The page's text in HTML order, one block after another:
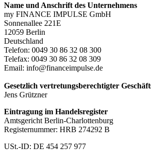
Name und Anschrift des Unternehmens
my FINANCE IMPULSE GmbH
Sonnenallee 221E
12059 Berlin
Deutschland
Telefon: 0049 30 86 32 08 300
Telefax: 0049 30 86 32 08 309
Email: info@financeimpulse.de
Gesetzlich vertretungsberechtigter
Jens Grützner
Eintragung im Handelsregister
Amtsgericht Berlin-Charlottenburg
Registernummer: HRB 274292 B
USt.-ID: DE 454 257 977